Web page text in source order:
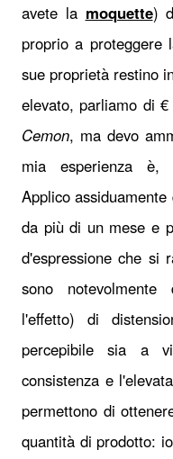
avete la moquette)
proprio a
sue proprietà restino
elevato, parliamo di
Cemon, ma devo
mia esperienza è,
Applico
da più di un mese e
d'espressione che si
sono
l'effetto) di
percepibile sia a
consistenza e
permettono di
quantità di prodotto: